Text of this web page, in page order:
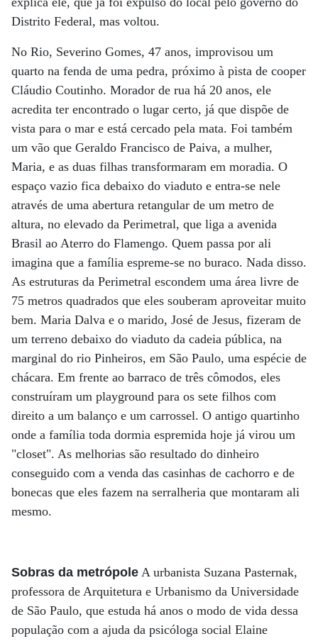
Distrito Federal, mas voltou.
No Rio, Severino Gomes, 47 anos, improvisou um
quarto na fenda de uma pedra, próximo à pista de cooper
Cláudio Coutinho. Morador de rua há 20 anos, ele
acredita ter encontrado o lugar certo, já que dispõe de
vista para o mar e está cercado pela mata. Foi também
um vão que Geraldo Francisco de Paiva, a mulher,
Maria, e as duas filhas transformaram em moradia. O
espaço vazio fica debaixo do viaduto e entra-se nele
através de uma abertura retangular de um metro de
altura, no elevado da Perimetral, que liga a avenida
Brasil ao Aterro do Flamengo. Quem passa por ali
imagina que a família espreme-se no buraco. Nada disso.
As estruturas da Perimetral escondem uma área livre de
75 metros quadrados que eles souberam aproveitar muito
bem. Maria Dalva e o marido, José de Jesus, fizeram de
um terreno debaixo do viaduto da cadeia pública, na
marginal do rio Pinheiros, em São Paulo, uma espécie de
chácara. Em frente ao barraco de três cômodos, eles
construíram um playground para os sete filhos com
direito a um balanço e um carrossel. O antigo quartinho
onde a família toda dormia espremida hoje já virou um
"closet". As melhorias são resultado do dinheiro
conseguido com a venda das casinhas de cachorro e de
bonecas que eles fazem na serralheria que montaram ali
mesmo.
Sobras da metrópole A urbanista Suzana Pasternak,
professora de Arquitetura e Urbanismo da Universidade
de São Paulo, que estuda há anos o modo de vida dessa
população com a ajuda da psicóloga social Elaine